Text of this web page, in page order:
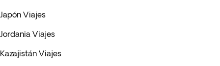
Japón Viajes
Jordania Viajes
Kazajistán Viajes